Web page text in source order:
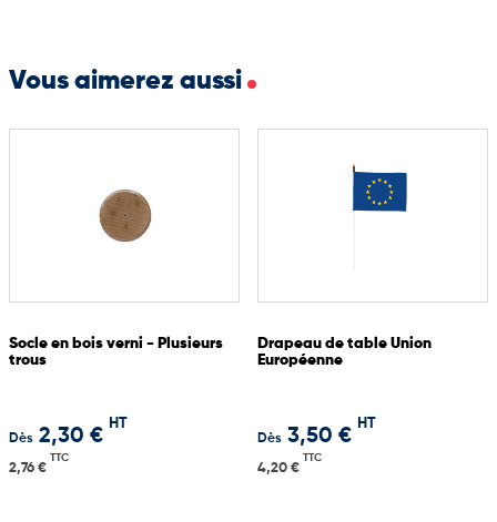
Vous aimerez aussi
Socle en bois verni - Plusieurs
trous
Dès 2,30 €
HT
2,76 €
TTC
Drapeau de table Union
Européenne
Dès 3,50 €
HT
4,20 €
TTC